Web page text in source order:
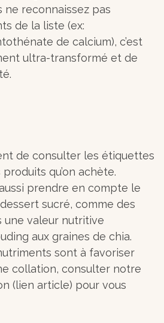
ne reconnaissez pas
de la liste (ex:
de calcium), c’est
ultra-transformé et de
de consulter les étiquettes
qu’on achète.
prendre en compte le
sucré, comme des
une valeur nutritive
aux graines de chia.
sont à favoriser
collation, consulter notre
(lien article) pour vous